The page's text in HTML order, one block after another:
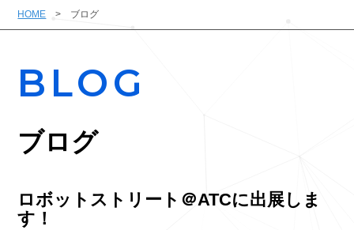
HOME ブログ
BLOG
ブログ
ロボットストリート＠ATCに出展しま
す！